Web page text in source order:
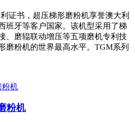
证书，超压梯形磨粉机享誉澳大利
班牙等客户国家。该机型采用了梯
、磨辊联动增压等五项磨机专利技
磨粉机的世界最高水平。TGM系列
粉机